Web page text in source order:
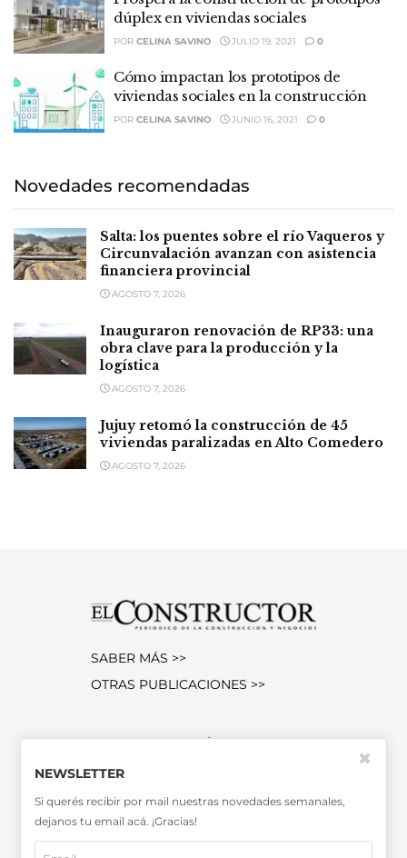
dúplex en viviendas sociales
POR CELINA SAVINO JULIO 19, 2021 0
Cómo impactan los prototipos de
viviendas sociales en la construcción
POR CELINA SAVINO JUNIO 16, 2021 0
Novedades recomendadas
Salta: los puentes sobre el río Vaqueros y
Circunvalación avanzan con asistencia
financiera provincial
AGOSTO 7, 2026
Inauguraron renovación de RP33: una
obra clave para la producción y la
logística
AGOSTO 7, 2026
Jujuy retomó la construcción de 45
viviendas paralizadas en Alto Comedero
AGOSTO 7, 2026
SABER MÁS >>
OTRAS PUBLICACIONES >>
Miembro de la Asociación de
NEWSLETTER
Si querés recibir por mail nuestras novedades semanales,
dejanos tu email acá. ¡Gracias!
✖